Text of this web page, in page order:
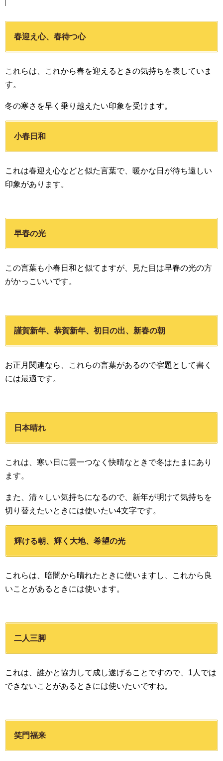
春迎え心、春待つ心
これらは、これから春を迎えるときの気持ちを表していま
す。
冬の寒さを早く乗り越えたい印象を受けます。
小春日和
これは春迎え心などと似た言葉で、暖かな日が待ち遠しい
印象があります。
早春の光
この言葉も小春日和と似てますが、見た目は早春の光の方
がかっこいいです。
謹賀新年、恭賀新年、初日の出、新春の朝
お正月関連なら、これらの言葉があるので宿題として書く
には最適です。
日本晴れ
これは、寒い日に雲一つなく快晴なときで冬はたまにあり
ます。
また、清々しい気持ちになるので、新年が明けて気持ちを
切り替えたいときには使いたい4文字です。
輝ける朝、輝く大地、希望の光
これらは、暗闇から晴れたときに使いますし、これから良
いことがあるときには使います。
二人三脚
これは、誰かと協力して成し遂げることですので、1人では
できないことがあるときには使いたいですね。
笑門福来